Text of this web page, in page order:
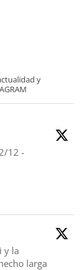
y
12 -
y la
larga